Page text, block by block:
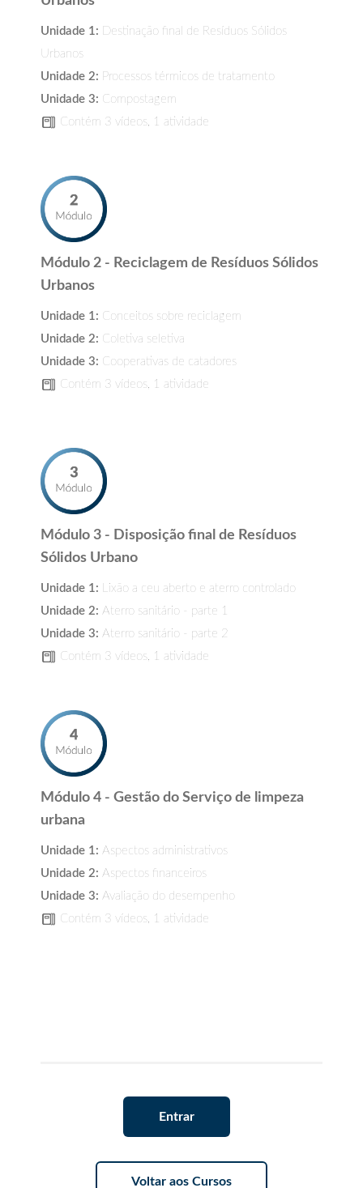
Unidade 1: Destinação final de Resíduos Sólidos
Urbanos
Unidade 2: Processos térmicos de tratamento
Unidade 3: Compostagem
Contém 3 vídeos, 1 atividade
Módulo 2 - Reciclagem de Resíduos Sólidos
Urbanos
Unidade 1: Conceitos sobre reciclagem
Unidade 2: Coletiva seletiva
Unidade 3: Cooperativas de catadores
Contém 3 vídeos, 1 atividade
Módulo 3 - Disposição final de Resíduos
Sólidos Urbano
Unidade 1: Lixão a ceu aberto e aterro controlado
Unidade 2: Aterro sanitário - parte 1
Unidade 3: Aterro sanitário - parte 2
Contém 3 vídeos, 1 atividade
Módulo 4 - Gestão do Serviço de limpeza
urbana
Unidade 1: Aspectos administrativos
Unidade 2: Aspectos financeiros
Unidade 3: Avaliação do desempenho
Contém 3 vídeos, 1 atividade
Entrar
Voltar aos Cursos